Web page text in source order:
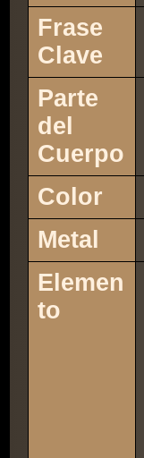
Frase
Clave
Parte
del
Cuerpo
Color
Metal
Elemen
to